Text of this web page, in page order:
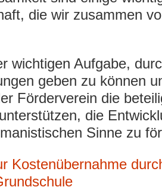
die wir zusammen
wichtigen Aufgabe,
geben zu können
Förderverein die
die
Sinne zu
Kostenübernahme